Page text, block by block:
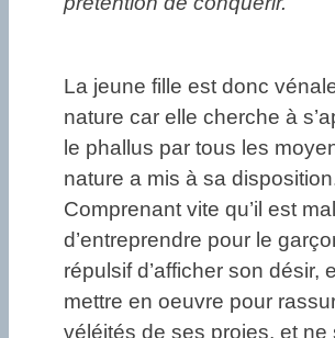
La jeune fille est donc
nature car elle cherche à
le phallus par tous les
nature a mis à sa
Comprenant vite qu’il est
d’entreprendre pour le
répulsif d’afficher son désir,
mettre en oeuvre pour
véléités de ses proies, et ne